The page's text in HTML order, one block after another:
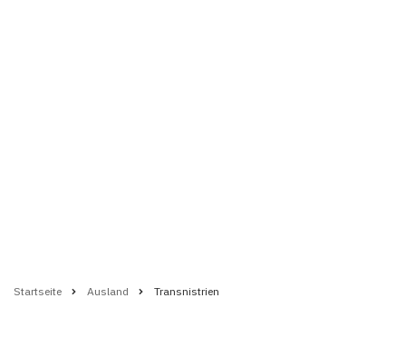
Startseite Ausland Transnistrien